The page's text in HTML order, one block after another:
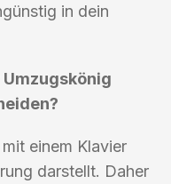
in dein
einem Klavier
darstellt. Daher